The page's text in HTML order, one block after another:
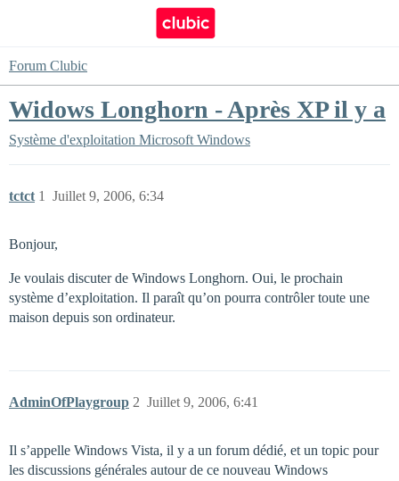
Forum Clubic
Widows Longhorn - Après XP il y a
Système d'exploitation Microsoft Windows
tctct Juillet 9, 2006, 6:34
1
Bonjour,
Je voulais discuter de Windows Longhorn. Oui, le prochain
système d’exploitation. Il paraît qu’on pourra contrôler toute une
maison depuis son ordinateur.
AdminOfPlaygroup Juillet 9, 2006, 6:41
2
Il s’appelle Windows Vista, il y a un forum dédié, et un topic pour
les discussions générales autour de ce nouveau Windows